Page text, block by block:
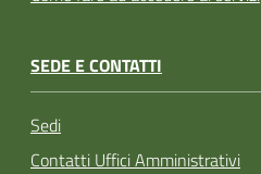
SEDE E CONTATTI
Sedi
Contatti Uffici Amministrativi